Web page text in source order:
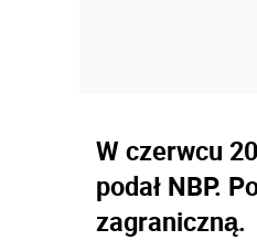
W czerwcu
podał NBP.
zagraniczną.